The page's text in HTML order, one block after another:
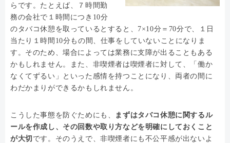
らです。たとえば、７時間勤
務の会社で１時間につき10分
のタバコ休憩を取っているとすると、7×10分＝70分で、１日
当たり１時間10分もの間、仕事をしていないことになりま
す。そのため、場合によっては業務に支障が出ることもある
かもしれません。また、非喫煙者は喫煙者に対して、「働か
なくてずるい」といった感情を持つことになり、両者の間に
わだかまりができるかもしれません。
こうした事態を防ぐためにも、
まずはタバコ休憩に関するル
ールを作成し、その回数や取り方などを明確にしておくこと
が大切 です。そのうえで、非喫煙者にも不公平感が出ないよ